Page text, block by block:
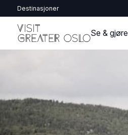
Destinasjoner
Se & gjøre